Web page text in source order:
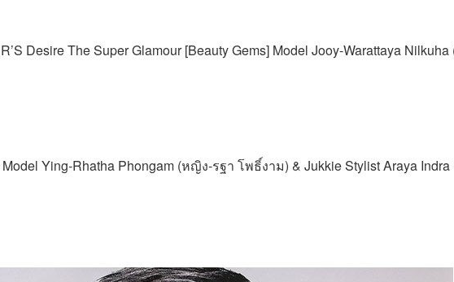
Desire The Super Glamour [Beauty Gems] Model Jooy-Warattaya
Ying-Rhatha Phongam (หญิง-รฐา โพธิ์งาม) & Jukkie Stylist Araya